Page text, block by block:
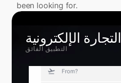
been looking for.
التجارة الإلكترونية
التطبيق الفائق